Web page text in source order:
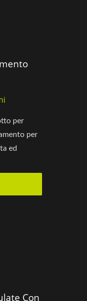
per
per
ed
Con